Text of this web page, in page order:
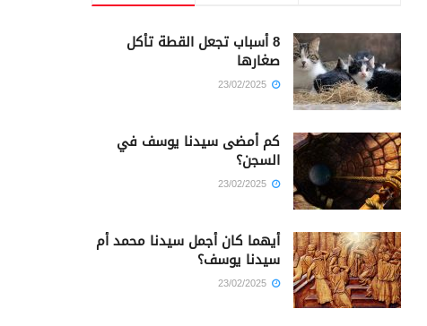
8 أسباب تجعل القطة تأكل
صغارها
كم أمضى سيدنا يوسف في
السجن؟
أيهما كان أجمل سيدنا محمد أم
سيدنا يوسف؟